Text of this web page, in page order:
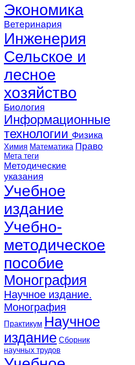
Экономика
Ветеринария
Инженерия
Сельское и
лесное
хозяйство
Биология
Информационные
технологии Физика
Химия Математика Право
Мета теги
Методические
указания
Учебное
издание
Учебно-
методическое
пособие
Монография
Научное издание.
Монография
Практикум Научное
издание Сборник
научных трудов